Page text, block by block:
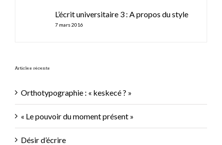
L’écrit universitaire 3 : A propos du style
7 mars 2016
Articles récents
Orthotypographie : « keskecé ? »
« Le pouvoir du moment présent »
Désir d’écrire